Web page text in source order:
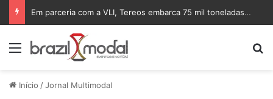
Em parceria com a VLI, Tereos embarca 75 mil toneladas de açúcar VHP para a China
Menu
Início /Jornal Multimodal